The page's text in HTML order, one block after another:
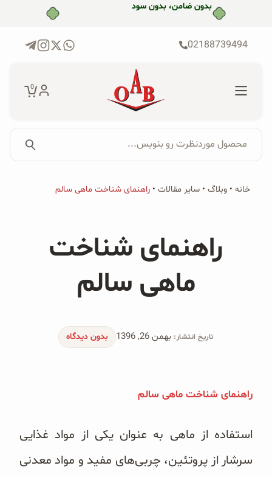
بدون ضامن، بدون سود
02188739494
0
برای:
جستجو...
پکیج‌ها
محصولات ارگانیک
محصولات جو دوسر
شیرین کننده های طبیعی
کینوا
ترشی و شور
چاشنی‌ها و سرکه‌‌ها
محصول موردنظرت رو بنویس...
خانه • وبلاگ • سایر مقالات • راهنمای شناخت ماهی سالم
راهنمای شناخت
ماهی سالم
تاریخ انتشار: بهمن 26, 1396 بدون دیدگاه
راهنمای شناخت ماهی سالم
استفاده از ماهی به عنوان یکی از مواد غذایی
سرشار از پروتئین، چربی‌های مفید و مواد معدنی